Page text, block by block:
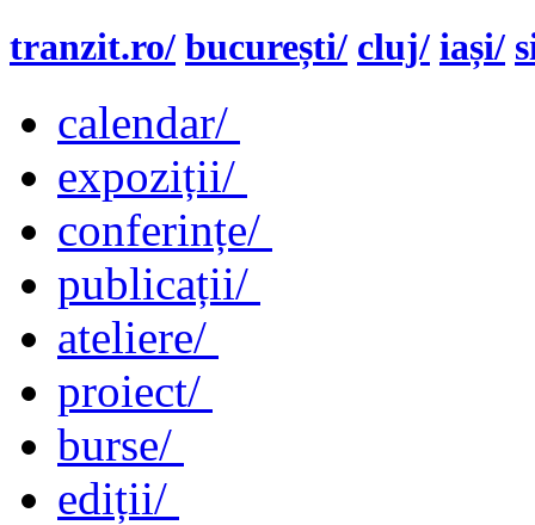
tranzit.ro/ bucurești/ cluj/ iași/
calendar/
expoziții/
conferințe/
publicații/
ateliere/
proiect/
burse/
ediții/